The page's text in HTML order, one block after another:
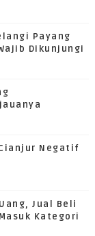
Payang
Dikunjungi
Cianjur Negatif
Jual Beli
Kategori